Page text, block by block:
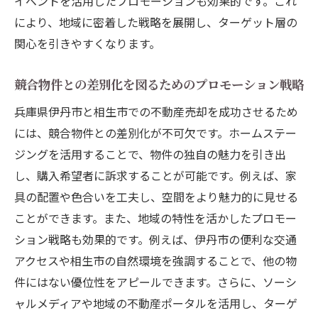
により、地域に密着した戦略を展開し、ターゲット層の
関心を引きやすくなります。
競合物件との差別化を図るためのプロモーション戦略
兵庫県伊丹市と相生市での不動産売却を成功させるため
には、競合物件との差別化が不可欠です。ホームステー
ジングを活用することで、物件の独自の魅力を引き出
し、購入希望者に訴求することが可能です。例えば、家
具の配置や色合いを工夫し、空間をより魅力的に見せる
ことができます。また、地域の特性を活かしたプロモー
ション戦略も効果的です。例えば、伊丹市の便利な交通
アクセスや相生市の自然環境を強調することで、他の物
件にはない優位性をアピールできます。さらに、ソーシ
ャルメディアや地域の不動産ポータルを活用し、ターゲ